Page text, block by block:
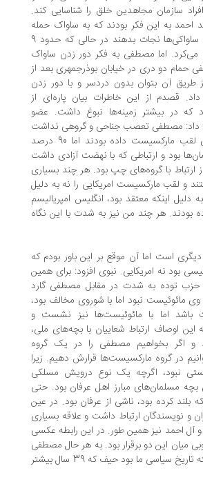
مجاهدین خلق را شناسایی کند.
به این فکر بودند که به ساواک حمله
کنند و رضا را از دست ساواکی‌ها نجات بدهند در حالی که حدود 9
اما مصطفی به فکر دور زدن ساواک
دو دری در خیابان بوذرجمهری بعد از
آن بتوان بدون دردسر و با دور زدن
از این خاطرات بیان پاره‌ای از
زمینه‌ها نبوغ داشت. عضو
تعصب جناحی و گروهی نداشت
و با وجود اینکه به وی لقب مارکسیست داده بودند اما 90 درصد
و ارتباطی که با نهضت آزادی داشت
با گروه‌های چپ بود. هر چند بسیاری
مارکسیست امریکایی را نه به دلیل
معتقد بود، انگلیس امپریالیسم
چند من نیز به ‌شدت با این نگاه
اما آن موقع بر این باور بودم که
نه امریکایی. نبوی افزود: برای همین
به ‌شدت در مقابل مصطفی گارد
نبود اما با شوروی مخالف بود،
اما با مائوئیست‌ها نیز نشست و
ارتباط شعاییان با بچه‌های ملی،
بخواهیم مصطفی را در یک گروه
گروه مارکسیست‌ها قرارش دهیم. زیرا
اگرچه یک نوع درویش مسلکی
مبارز اهل عرفان بود. حتی
بود، ناشی از عرفان بود. در عین
ارتباط داشت و علاقه بسیاری
نیز همین طور. در این رابطه عکسی
این دو برقرار بود. به هر حال مصطفی
از شخصیت‌های برجسته تاریخ سیاسی ما بود حیف که 39 سال بیشتر